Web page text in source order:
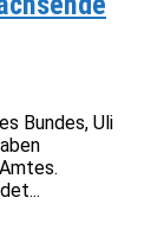
Bundes, Uli